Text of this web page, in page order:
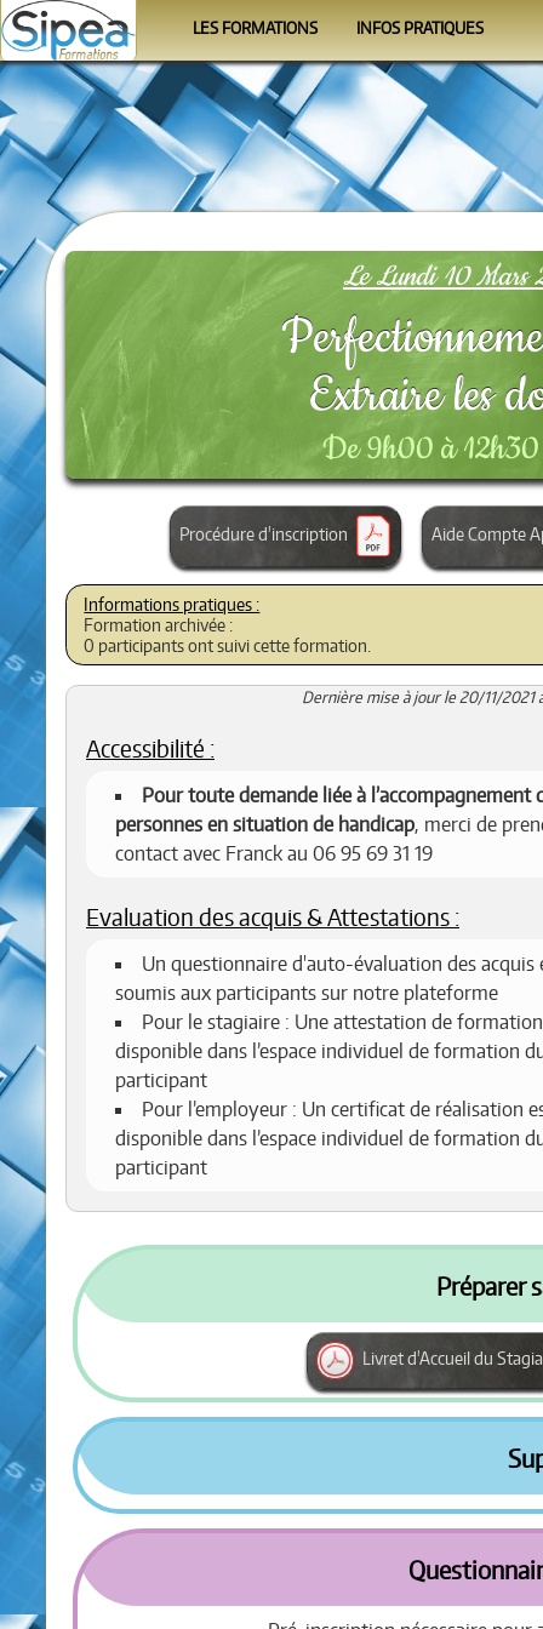
LES FORMATIONS
Le calendrier
Les programmes
Les organismes
INFOS PRATIQUES
Se former
Le Formateur
Conditions
Le Lundi 10 Mars
Extraire les
De 9h00 à
Procédure d'inscription Aide Compte
Formation archivée :
0 participants ont suivi cette formation.
Dernière mise à jour le 20/11/2021
Accessibilité :
Pour toute demande liée à l’accompagnement
personnes en situation de handicap, merci de
contact avec Franck au 06 95 69 31 19
Evaluation des acquis & Attestations :
Un questionnaire d'auto-évaluation des acquis
soumis aux participants sur notre plateforme
Pour le stagiaire : Une attestation de
disponible dans l’espace individuel de formation
participant
Pour l’employeur : Un certificat de réalisation
disponible dans l’espace individuel de formation
participant
Préparer
Livret d'Accueil du